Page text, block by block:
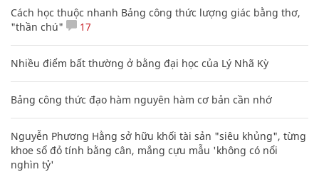
Cách học thuộc nhanh Bảng công thức lượng giác bằng thơ,
"thần chú"
17
Nhiều điểm bất thường ở bằng đại học của Lý Nhã Kỳ
Bảng công thức đạo hàm nguyên hàm cơ bản cần nhớ
Nguyễn Phương Hằng sở hữu khối tài sản "siêu khủng", từng
khoe sổ đỏ tính bằng cân, mắng cựu mẫu 'không có nổi
nghìn tỷ'